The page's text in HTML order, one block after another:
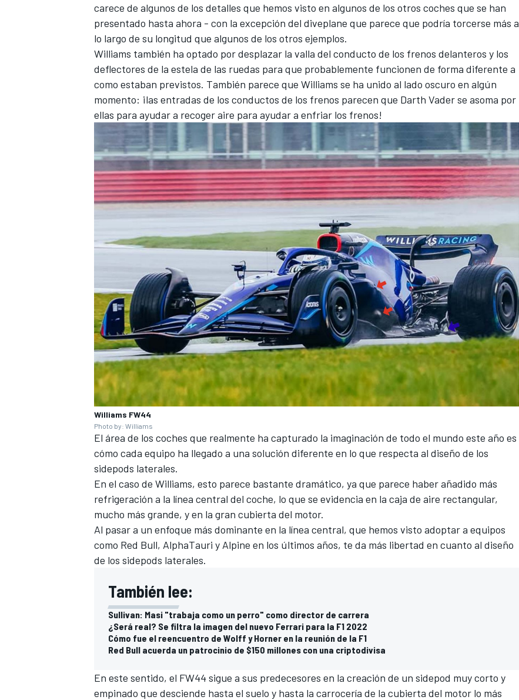
FÓRMULA E
WRC
MÁS CATEGORÍAS
carece de algunos de los detalles que hemos visto en algunos de los otros coches que se han
presentado hasta ahora - con la excepción del diveplane que parece que podría torcerse más a
lo largo de su longitud que algunos de los otros ejemplos.
Williams también ha optado por desplazar la valla del conducto de los frenos delanteros y los
deflectores de la estela de las ruedas para que probablemente funcionen de forma diferente a
como estaban previstos. También parece que Williams se ha unido al lado oscuro en algún
momento: ¡las entradas de los conductos de los frenos parecen que Darth Vader se asoma por
ellas para ayudar a recoger aire para ayudar a enfriar los frenos!
Williams FW44
Photo by: Williams
El área de los coches que realmente ha capturado la imaginación de todo el mundo este año es
cómo cada equipo ha llegado a una solución diferente en lo que respecta al diseño de los
sidepods laterales.
En el caso de Williams, esto parece bastante dramático, ya que parece haber añadido más
refrigeración a la línea central del coche, lo que se evidencia en la caja de aire rectangular,
mucho más grande, y en la gran cubierta del motor.
Al pasar a un enfoque más dominante en la línea central, que hemos visto adoptar a equipos
como Red Bull, AlphaTauri y Alpine en los últimos años, te da más libertad en cuanto al diseño
de los sidepods laterales.
También lee:
Sullivan: Masi "trabaja como un perro" como director de carrera
¿Será real? Se filtra la imagen del nuevo Ferrari para la F1 2022
Cómo fue el reencuentro de Wolff y Horner en la reunión de la F1
Red Bull acuerda un patrocinio de $150 millones con una criptodivisa
En este sentido, el FW44 sigue a sus predecesores en la creación de un sidepod muy corto y
empinado que desciende hasta el suelo y hasta la carrocería de la cubierta del motor lo más